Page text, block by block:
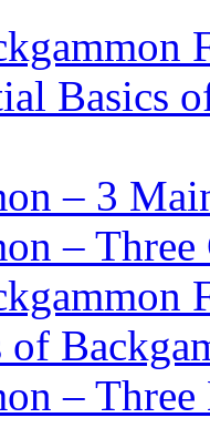
Basics
– 3
– Three
of
–